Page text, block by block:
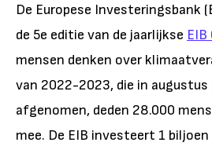
De Europese Investeringsbank
de 5e editie van de jaarlijkse
mensen denken over
van 2022-2023, die in augustus
afgenomen, deden 28.000
mee. De EIB investeert 1 biljoen